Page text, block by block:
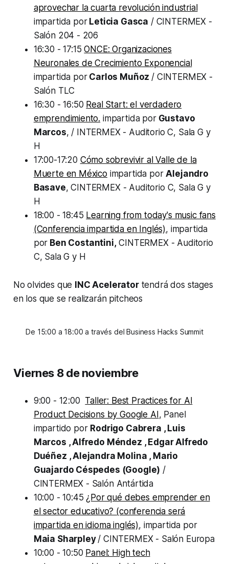
aprovechar la cuarta revolución industrial
impartida porLeticia Gasca / CINTERMEX -
Salón 204 - 206
16:30 - 17:15ONCE: Organizaciones
Neuronales de Crecimiento Exponencial
impartida porCarlos Muñoz / CINTERMEX -
Salón TLC
16:30 - 16:50 Real Start: el verdadero
emprendimiento. impartida porGustavo
Marcos, / INTERMEX - Auditorio C, Sala G y
H
17:00-17:20 Cómo sobrevivir al Valle de la
Muerte en México impartida porAlejandro
Basave, CINTERMEX - Auditorio C, Sala G y
H
18:00 - 18:45 Learning from today's music fans
(Conferencia impartida en Inglés), impartida
por Ben Costantini,CINTERMEX - Auditorio
C, Sala G y H
No olvides que INC Aceleratortendrá dos stages
en los que se realizarán pitcheos
De 15:00 a 18:00 a través del Business Hacks Summit
Viernes 8 de noviembre
9:00 - 12:00 Taller: Best Practices for AI
Product Decisions by Google AI , Panel
impartido por Rodrigo Cabrera , Luis
Marcos , Alfredo Méndez , Edgar Alfredo
Duéñez , Alejandra Molina , Mario
Guajardo Céspedes (Google) /
CINTERMEX - Salón Antártida
10:00 - 10:45¿Por qué debes emprender en
el sector educativo? (conferencia será
impartida en idioma inglés), impartida por
Maia Sharpley / CINTERMEX - Salón Europa
10:00 - 10:50 Panel: High tech